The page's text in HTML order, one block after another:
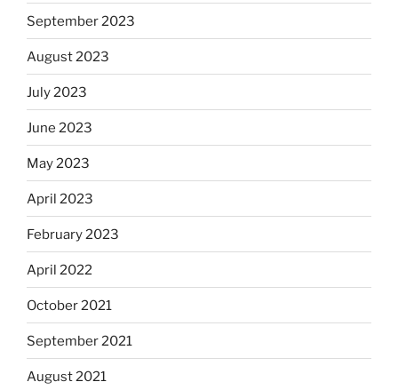
September 2023
August 2023
July 2023
June 2023
May 2023
April 2023
February 2023
April 2022
October 2021
September 2021
August 2021